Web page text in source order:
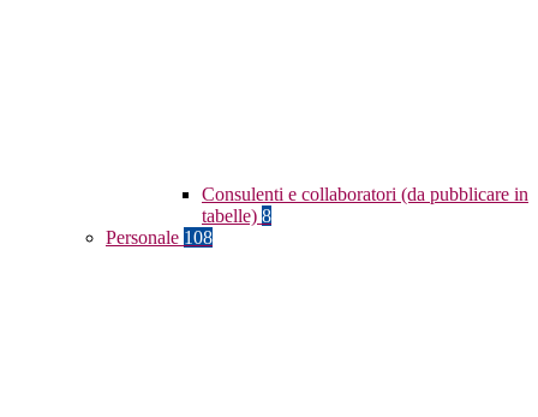
Consulenti e collaboratori (da pubblicare in
tabelle) 8
Personale 108